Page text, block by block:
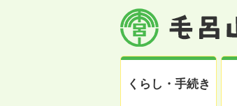
くらし・手続き